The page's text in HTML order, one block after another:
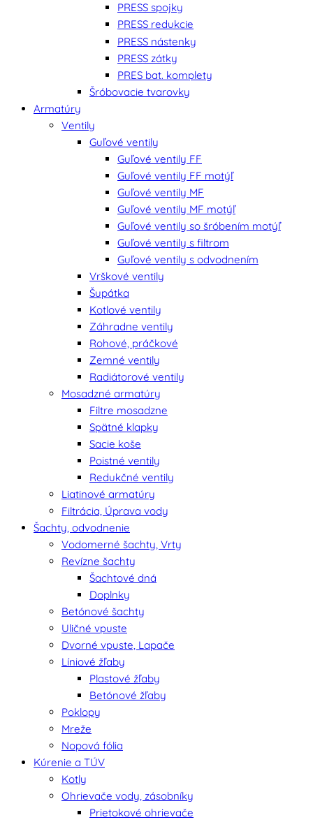
PRESS spojky
PRESS redukcie
PRESS nástenky
PRESS zátky
PRES bat. komplety
Šróbovacie tvarovky
Armatúry
Ventily
Guľové ventily
Guľové ventily FF
Guľové ventily FF motýľ
Guľové ventily MF
Guľové ventily MF motýľ
Guľové ventily so šróbením motýľ
Guľové ventily s filtrom
Guľové ventily s odvodnením
Vrškové ventily
Šupátka
Kotlové ventily
Záhradne ventily
Rohové, práčkové
Zemné ventily
Radiátorové ventily
Mosadzné armatúry
Filtre mosadzne
Spätné klapky
Sacie koše
Poistné ventily
Redukčné ventily
Liatinové armatúry
Filtrácia, Úprava vody
Šachty, odvodnenie
Vodomerné šachty, Vrty
Revízne šachty
Šachtové dná
Doplnky
Betónové šachty
Uličné vpuste
Dvorné vpuste, Lapače
Líniové žľaby
Plastové žľaby
Betónové žľaby
Poklopy
Mreže
Nopová fólia
Kúrenie a TÚV
Kotly
Ohrievače vody, zásobníky
Prietokové ohrievače